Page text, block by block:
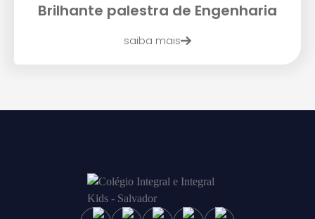
Brilhante palestra de Engenharia
saiba mais